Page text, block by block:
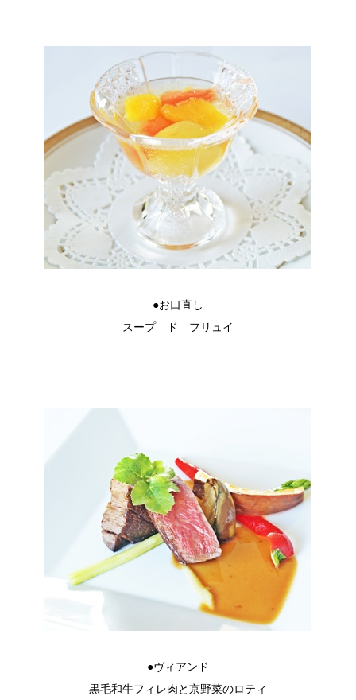
●お口直し
スープ ド フリュイ
●ヴィアンド
黒毛和牛フィレ肉と京野菜のロティ